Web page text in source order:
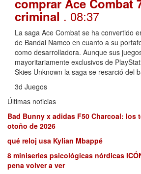
criminal . 08:37
La saga Ace Combat se ha convertido
de Bandai Namco en cuanto a su
como desarrolladora. Aunque sus
mayoritariamente exclusivos de
Skies Unknown la saga se resarció del
3d Juegos
Últimas noticias
Bad Bunny x adidas F50 Charcoal: los
otoño de 2026
qué reloj usa Kylian Mbappé
8 miniseries psicológicas nórdicas
pena volver a ver